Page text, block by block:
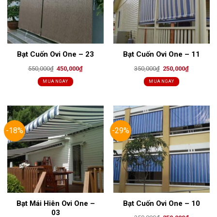
Bạt Cuốn Ovi One – 23
550,000₫ Original
price
was:
550,000₫.
450,000₫Current
MUA NGAY
Bạt Cuốn Ovi One – 11
350,000₫ Original
price
was:
350,000₫.
250,000₫Current
MUA NGAY
-18%
Bạt Mái Hiên Ovi One –
03
-29%
Bạt Cuốn Ovi One – 10